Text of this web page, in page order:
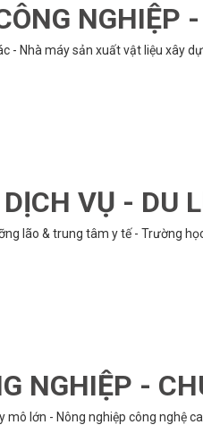
NGHIỆP
- Nhà máy sản xuất vật liệu xây
DỊCH VỤ - DU
lão & trung tâm y tế - Trường
NGHIỆP -
mô lớn - Nông nghiệp công nghệ